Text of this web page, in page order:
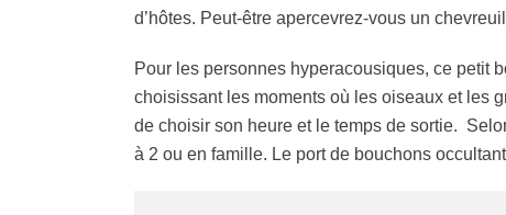
d’hôtes. Peut-être apercevrez-vous un
Pour les personnes hyperacousiques, ce petit
choisissant les moments où les oiseaux et les
de choisir son heure et le temps de sortie.
à 2 ou en famille. Le port de bouchons